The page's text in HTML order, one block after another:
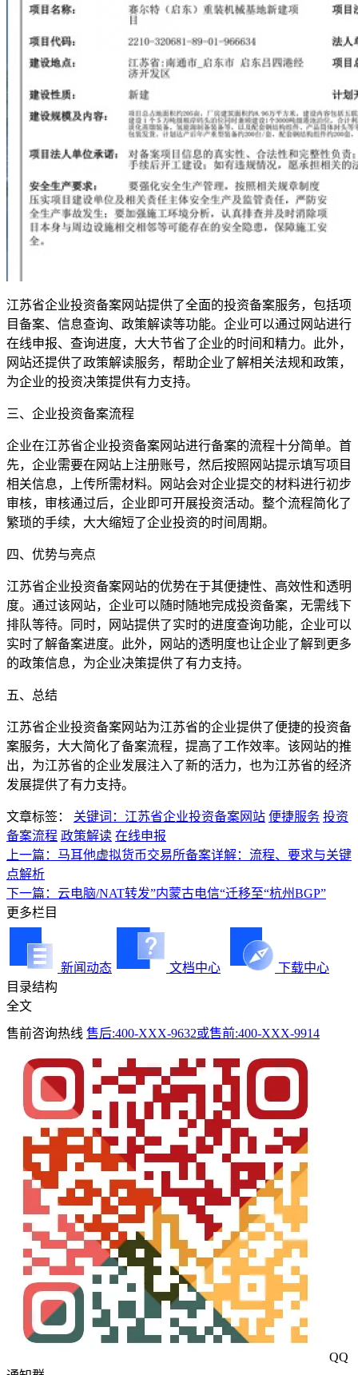
江苏省企业投资备案网站提供了全面的投资备案服务，包括项
目备案、信息查询、政策解读等功能。企业可以通过网站进行
在线申报、查询进度，大大节省了企业的时间和精力。此外，
网站还提供了政策解读服务，帮助企业了解相关法规和政策，
为企业的投资决策提供有力支持。
三、企业投资备案流程
企业在江苏省企业投资备案网站进行备案的流程十分简单。首
先，企业需要在网站上注册账号，然后按照网站提示填写项目
相关信息，上传所需材料。网站会对企业提交的材料进行初步
审核，审核通过后，企业即可开展投资活动。整个流程简化了
繁琐的手续，大大缩短了企业投资的时间周期。
四、优势与亮点
江苏省企业投资备案网站的优势在于其便捷性、高效性和透明
度。通过该网站，企业可以随时随地完成投资备案，无需线下
排队等待。同时，网站提供了实时的进度查询功能，企业可以
实时了解备案进度。此外，网站的透明度也让企业了解到更多
的政策信息，为企业决策提供了有力支持。
五、总结
江苏省企业投资备案网站为江苏省的企业提供了便捷的投资备
案服务，大大简化了备案流程，提高了工作效率。该网站的推
出，为江苏省的企业发展注入了新的活力，也为江苏省的经济
发展提供了有力支持。
文章标签： 关键词：江苏省企业投资备案网站 便捷服务 投资
备案流程 政策解读 在线申报
上一篇：马耳他虚拟货币交易所备案详解：流程、要求与关键
点解析
下一篇：云电脑/NAT转发”内蒙古电信“迁移至“杭州BGP”
更多栏目
新闻动态 文档中心
下载中心
目录结构
全文
售前咨询热线 售后:400-XXX-9632或售前:400-XXX-9914
QQ